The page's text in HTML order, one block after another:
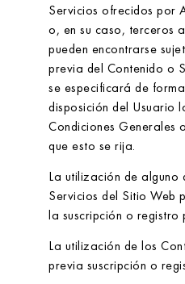
Servicios ofrecidos por
o, en su caso, terceros
pueden encontrarse
previa del Contenido o
se especificará de
disposición del Usuario
Condiciones Generales
que esto se rija.
La utilización de alguno
Servicios del Sitio Web
la suscripción o registro
La utilización de los
previa suscripción o